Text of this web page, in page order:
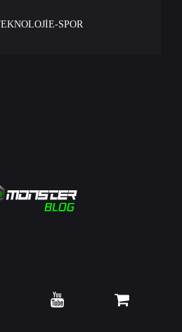
E-SPOR